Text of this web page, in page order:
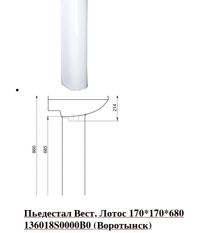
Пьедестал Вест, Лотос 170*170*680
136018S0000B0 (Воротынск)